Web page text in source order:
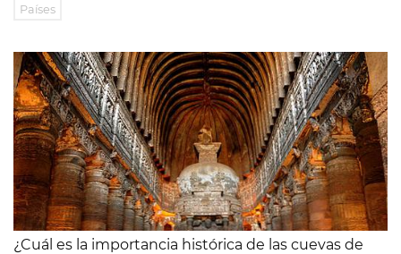
Países
¿Cuál es la importancia histórica de las cuevas de